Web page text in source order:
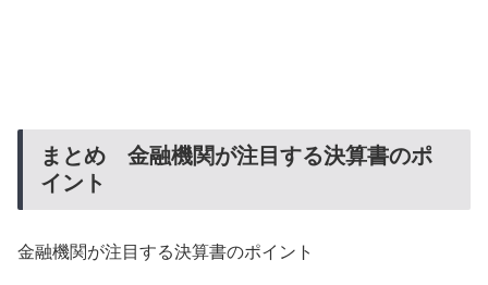
まとめ 金融機関が注目する決算書のポ
イント
金融機関が注目する決算書のポイント